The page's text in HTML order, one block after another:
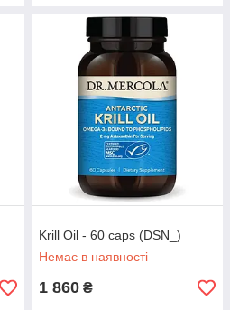
Krill Oil - 60 caps (DSN_)
Немає в наявності
1 860 ₴